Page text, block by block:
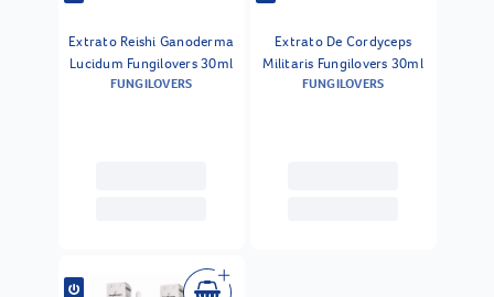
Extrato Reishi Ganoderma
Lucidum Fungilovers 30ml
FUNGILOVERS
Extrato De Cordyceps
Militaris Fungilovers 30ml
FUNGILOVERS